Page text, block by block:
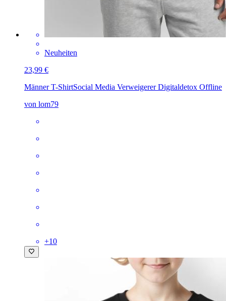
Neuheiten
23,99 €
Männer T-ShirtSocial Media Verweigerer Digitaldetox Offline
von lom79
+10